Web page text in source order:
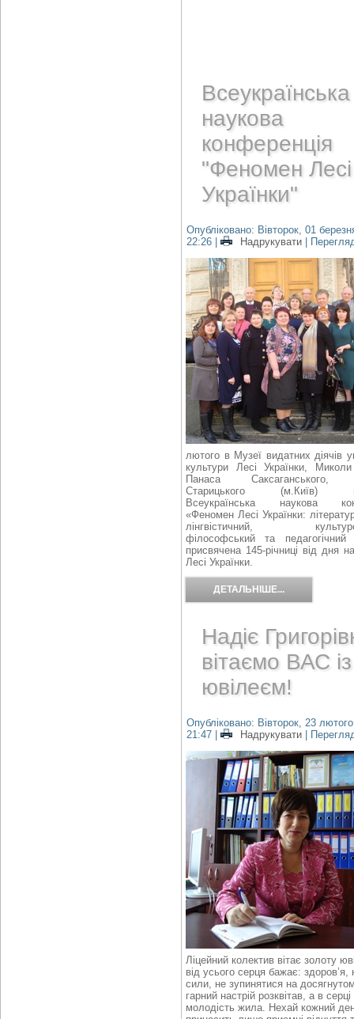
Всеукраїнська
наукова
конференція
"Феномен Лесі
Українки"
Опубліковано: Вівторок, 01
22:26
Надрукувати |
лютого в Музеї видатних діячів
культури Лесі Українки,
Панаса Саксаганського,
Старицького (м.Київ)
Всеукраїнська наукова
«Феномен Лесі Українки:
лінгвістичний,
філософський та педагогічний
присвячена 145-річниці від дня
Лесі Українки.
ДЕТАЛЬНІШЕ...
Надіє
вітаємо ВАС із
ювілеєм!
Опубліковано: Вівторок, 23
21:47
Надрукувати |
Ліцейний колектив вітає золоту
від усього серця бажає: здоров’я,
сили, не зупинятися на
гарний настрій розквітав, а в серці
молодість жила. Нехай кожний